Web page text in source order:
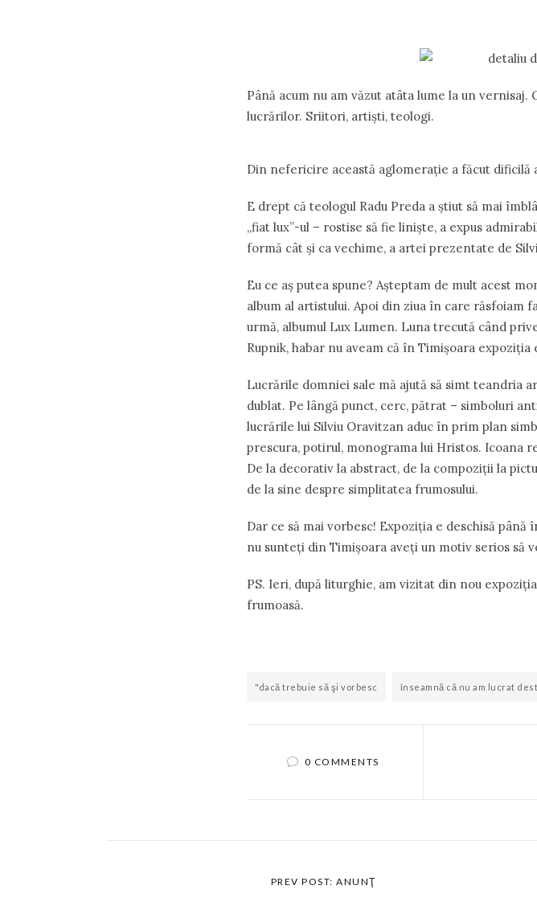
Până acum nu am văzut atâta lume la un
lucrărilor. Sriitori, artişti, teologi.
Din nefericire această aglomeraţie a făcut dificilă
E drept că teologul Radu Preda a ştiut să mai
„fiat lux”-ul – rostise să fie linişte, a expus
formă cât şi ca vechime, a artei prezentate de
Eu ce aş putea spune? Aşteptam de mult acest
album al artistului. Apoi din ziua în care răsfoiam
urmă, albumul Lux Lumen. Luna trecută când
Rupnik, habar nu aveam că în Timişoara expoziţia
Lucrările domniei sale mă ajută să simt teandria
dublat. Pe lângă punct, cerc, pătrat – simboluri
lucrările lui Silviu Oravitzan aduc în prim plan
prescura, potirul, monograma lui Hristos. Icoana
De la decorativ la abstract, de la compoziţii la
de la sine despre simplitatea frumosului.
Dar ce să mai vorbesc! Expoziţia e deschisă
nu sunteţi din Timişoara aveţi un motiv serios să
PS. Ieri, după liturghie, am vizitat din nou
frumoasă.
"dacă trebuie să şi vorbesc înseamnă că nu am lucrat
0 COMMENTS
PREV POST: ANUNŢ